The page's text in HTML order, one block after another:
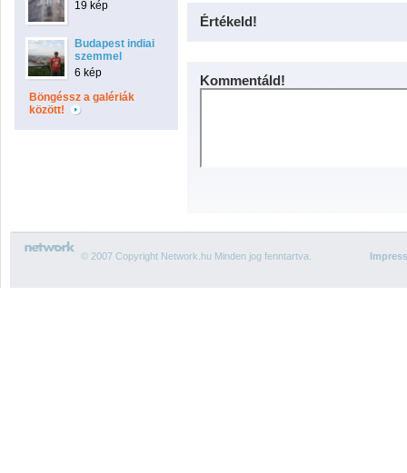
19 kép
Budapest indiai
szemmel
6 kép
Böngéssz a galériák
között!
Értékeld!
Kommentáld!
© 2007 Copyright Network.hu Minden jog fenntartva.